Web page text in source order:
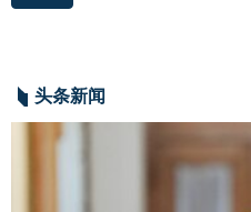
头条新闻